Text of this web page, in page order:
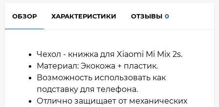
ОБЗОР ХАРАКТЕРИСТИКИ ОТЗЫВЫ 0
Чехол - книжка для Xiaomi Mi Mix 2s.
Материал: Экокожа + пластик.
Возможность использовать как
подставку для телефона.
Отлично защищает от механических